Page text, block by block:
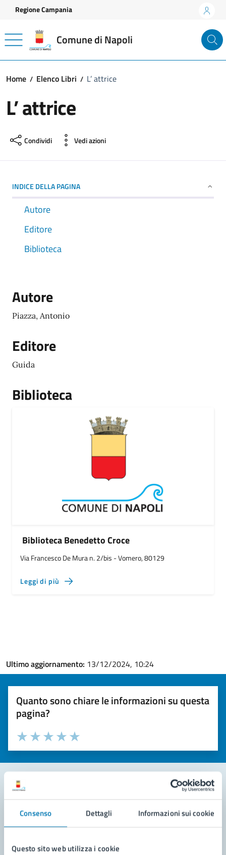
Consenso Dettagli Informazioni sui cookie
Questo sito web utilizza i cookie
Vai ai contenuti
Vai al footer
Regione Campania
Comune di Napoli
Home Elenco Libri L’ attrice
L’ attrice
Condividi Vedi azioni
INDICE DELLA PAGINA
Autore
Editore
Biblioteca
Autore
Piazza, Antonio
Editore
Guida
Biblioteca
Biblioteca Benedetto Croce
Via Francesco De Mura n. 2/bis - Vomero, 80129
Leggi di più
Ultimo aggiornamento: 13/12/2024, 10:24
Quanto sono chiare le informazioni su questa
pagina?
Valuta la chiarezza delle informazioni (da 1 a 5 stelle)
Seleziona il numero di stelle per valutare la chiarezza delle
Valuta 5 stelle su 5
Valuta 4 stelle su 5
Valuta 3 stelle su 5
Valuta 2 stelle su 5
Valuta 1 stelle su 5
Leggi le domande frequenti
Richiedi assistenza